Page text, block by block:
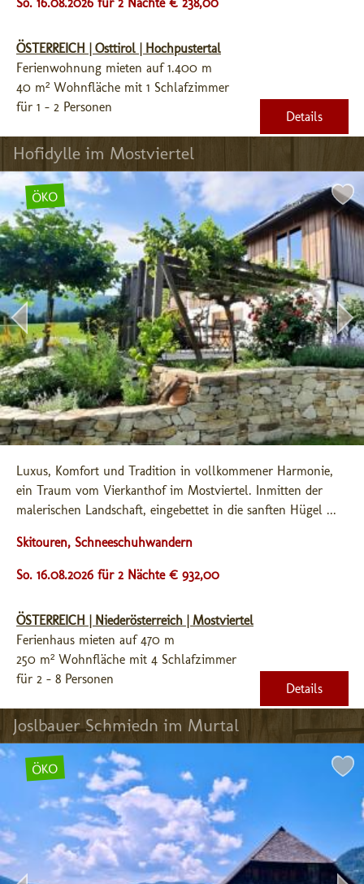
ÖSTERREICH | Osttirol | Hochpustertal
Ferienwohnung mieten auf 1.400 m
40 m² Wohnfläche mit 1 Schlafzimmer
für 1 - 2 Personen
Details
Hofidylle im Mostviertel
ÖKO
Luxus, Komfort und Tradition in vollkommener Harmonie,
ein Traum vom Vierkanthof im Mostviertel. Inmitten der
malerischen Landschaft, eingebettet in die sanften Hügel ...
Skitouren, Schneeschuhwandern
So. 16.08.2026 für 2 Nächte € 932,00
ÖSTERREICH | Niederösterreich | Mostviertel
Ferienhaus mieten auf 470 m
250 m² Wohnfläche mit 4 Schlafzimmer
für 2 - 8 Personen
Details
Joslbauer Schmiedn im Murtal
ÖKO